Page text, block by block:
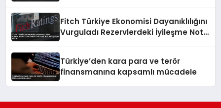
Fitch Türkiye Ekonomisi Dayanıklılığını
Vurguladı Rezervlerdeki İyileşme Not
Türkiye’den kara para ve terör
finansmanına kapsamlı mücadele